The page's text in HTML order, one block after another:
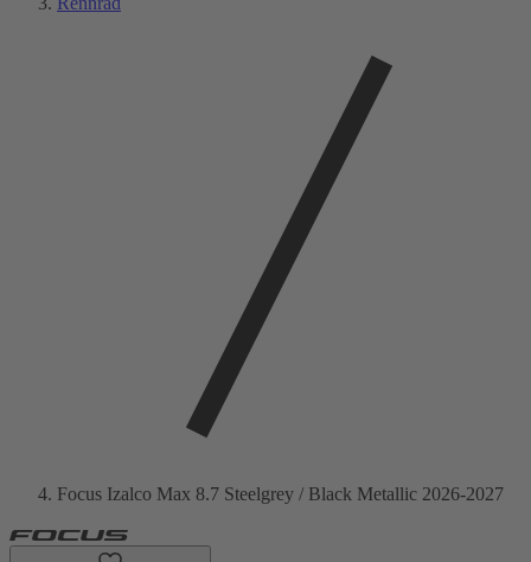
Focus Izalco Max 8.7 Steelgrey / Black Metallic 2026-2027